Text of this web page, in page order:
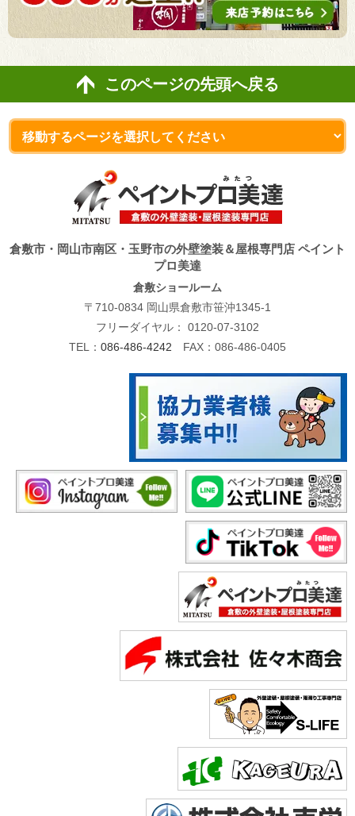
このページの先頭へ戻る
倉敷市・岡山市南区・玉野市の外壁塗装＆屋根専門店 ペイント
プロ美達
倉敷ショールーム
〒710-0834 岡山県倉敷市笹沖1345-1
フリーダイヤル： 0120-07-3102
TEL： 086-486-4242 FAX：086-486-0405